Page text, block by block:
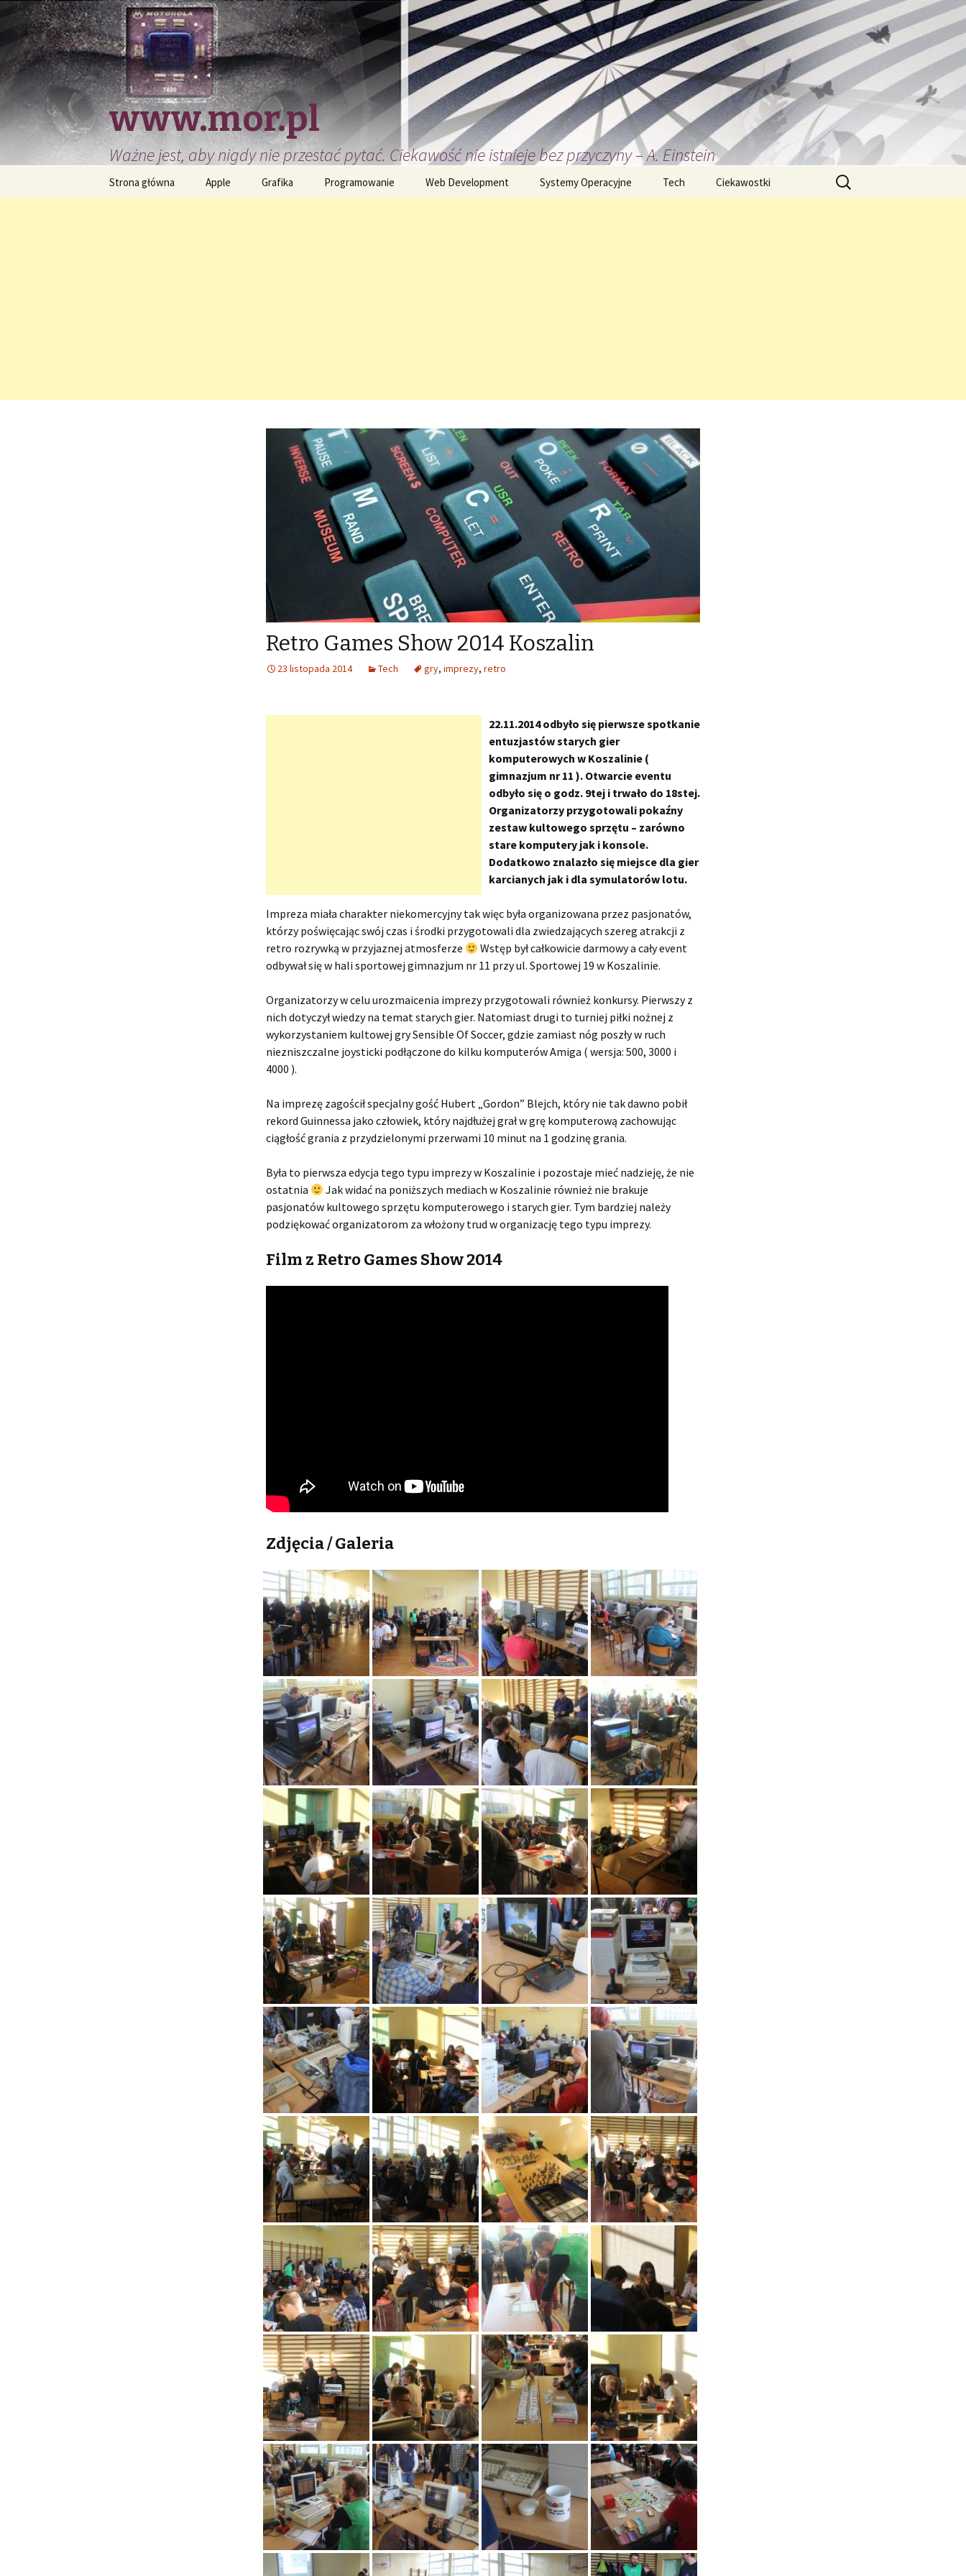
www.mor.pl
Ważne jest, aby nigdy nie przestać pytać. Ciekawość nie istnieje bez przyczyny – A. Einstein
Strona główna Apple Grafika Programowanie Web Development Systemy Operacyjne Tech Ciekawostki
Szukaj:
Retro Games Show 2014 Koszalin
23 listopada 2014 Tech gry, imprezy, retro
22.11.2014 odbyło się pierwsze spotkanie
entuzjastów starych gier
komputerowych w Koszalinie (
gimnazjum nr 11 ). Otwarcie eventu
odbyło się o godz. 9tej i trwało do 18stej.
Organizatorzy przygotowali pokaźny
zestaw kultowego sprzętu – zarówno
stare komputery jak i konsole.
Dodatkowo znalazło się miejsce dla gier
karcianych jak i dla symulatorów lotu.
Impreza miała charakter niekomercyjny tak więc była organizowana przez pasjonatów,
którzy poświęcając swój czas i środki przygotowali dla zwiedzających szereg atrakcji z
retro rozrywką w przyjaznej atmosferze
Wstęp był całkowicie darmowy a cały event
odbywał się w hali sportowej gimnazjum nr 11 przy ul. Sportowej 19 w Koszalinie.
Organizatorzy w celu urozmaicenia imprezy przygotowali również konkursy. Pierwszy z
nich dotyczył wiedzy na temat starych gier. Natomiast drugi to turniej piłki nożnej z
wykorzystaniem kultowej gry Sensible Of Soccer, gdzie zamiast nóg poszły w ruch
niezniszczalne joysticki podłączone do kilku komputerów Amiga ( wersja: 500, 3000 i
4000 ).
Na imprezę zagościł specjalny gość Hubert „Gordon” Blejch, który nie tak dawno pobił
rekord Guinnessa jako człowiek, który najdłużej grał w grę komputerową zachowując
ciągłość grania z przydzielonymi przerwami 10 minut na 1 godzinę grania.
Była to pierwsza edycja tego typu imprezy w Koszalinie i pozostaje mieć nadzieję, że nie
ostatnia
Jak widać na poniższych mediach w Koszalinie również nie brakuje
pasjonatów kultowego sprzętu komputerowego i starych gier. Tym bardziej należy
podziękować organizatorom za włożony trud w organizację tego typu imprezy.
Film z Retro Games Show 2014
Zdjęcia / Galeria